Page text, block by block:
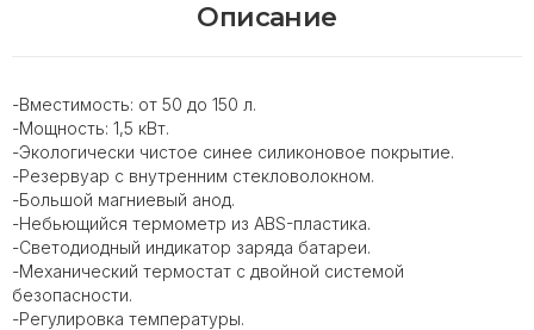
Описание
-Вместимость: от 50 до 150 л.
-Мощность: 1,5 кВт.
-Экологически чистое синее силиконовое покрытие.
-Резервуар с внутренним стекловолокном.
-Большой магниевый анод.
-Небьющийся термометр из ABS-пластика.
-Светодиодный индикатор заряда батареи.
-Механический термостат с двойной системой
безопасности.
-Регулировка температуры.